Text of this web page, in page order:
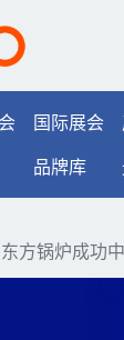
标
国际展会
品牌库
东方锅炉成功